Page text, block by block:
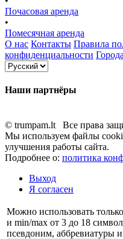
Почасовая аренда
•
Помесячная аренда
О нас Контакты Правила
конфиденциальности Города
Наши партнёры
© trumpam.lt Все права
Мы используем файлы
улучшения работы сайта.
Подробнее о: политика
Выход
Я согласен
Можно использовать
и min/max от 3 до 18
псевдоним, аббревиатуры и